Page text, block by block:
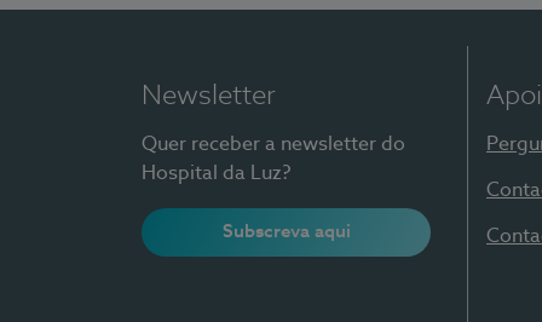
Newsletter
Quer receber a newsletter do
Hospital da Luz?
Subscreva aqui